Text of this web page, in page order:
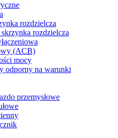
rozdzielcza
rozdzielcza
(ACB)
mocy
odporny na warunki
przemysłowe